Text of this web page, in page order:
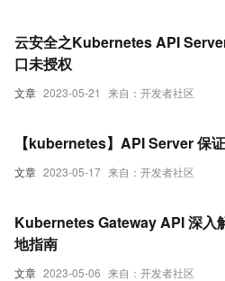
文章 2023-05-21 来自：开发者社区
云安全之Kubernetes API
口未授权
文章 2023-05-17 来自：开发者社区
【kubernetes】API Server 保
文章 2023-05-06 来自：开发者社区
Kubernetes Gateway API 深入
地指南